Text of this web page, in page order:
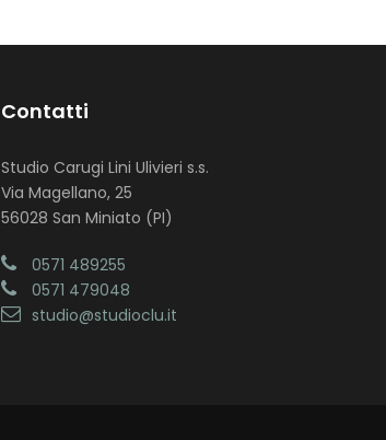
Contatti
Studio Carugi Lini Ulivieri s.s.
Via Magellano, 25
56028 San Miniato (PI)
0571 489255
0571 479048
studio@studioclu.it